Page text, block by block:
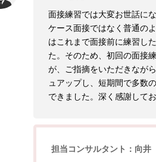
面接練習では大変お世話に
ケース面接ではなく普通の
はこれまで面接前に練習し
た。そのため、初回の面接
が、ご指摘をいただきなが
ュアップし、短期間で多数
できました。深く感謝してお
担当コンサルタント：向井